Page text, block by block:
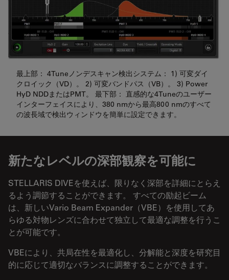
最上部： 4Tuneノンデスキャン検出システム： 1) 可変ダイ
クロイック（VD）。 2) 可変バンドパス（VB）。 3) Power
HyD NDDまたはPMT。 最下部： 直感的な4Tuneのユーザー
インターフェイスにより、380 nmから最高800 nmのすべて
の波長域で検出ウィンドウを簡単に設定できます。
新たなレベルの深部観察を可能に
STELLARIS DIVEを使えば、限りなく深部を詳細にとらえ
るよう調節することができます。 すべての励起ビーム
は、新しいVario Beam Expander（VBE）を使用してあ
らゆる対物レンズに合わせて独立して最適な調整を行うこ
とが可能です。
VBEにより、共局在性を最適化し、分解能と深度を研究目
的に応じて適切なバランスに調整することができます。